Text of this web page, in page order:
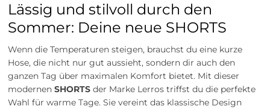
Lässig und stilvoll durch den
Sommer: Deine neue SHORTS
Wenn die Temperaturen steigen, brauchst du eine kurze
Hose, die nicht nur gut aussieht, sondern dir auch den
ganzen Tag über maximalen Komfort bietet. Mit dieser
modernenSHORTS der Marke Lerros triffst du die perfekte
Wahl für warme Tage. Sie vereint das klassische Design